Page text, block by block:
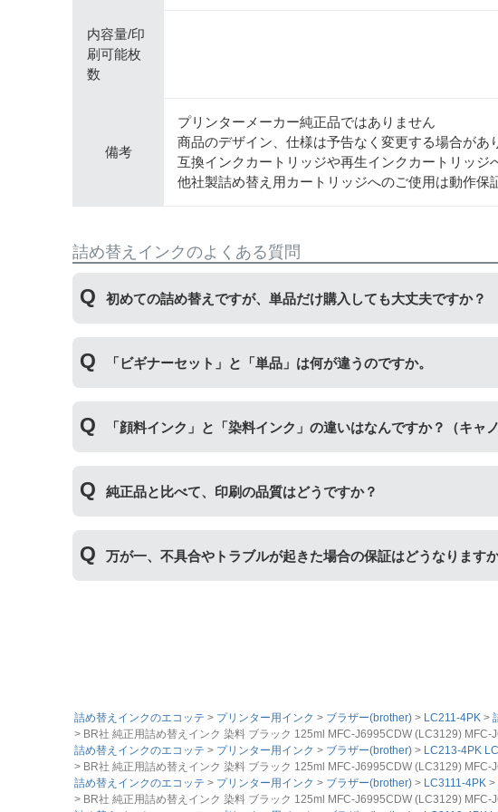
内容量/印
刷可能枚
数
備考
プリンターメーカー純正品ではありません
商品のデザイン、仕様は予告なく変更する場合があ
互換インクカートリッジや再生インクカートリッジ
他社製詰め替え用カートリッジへのご使用は動作保
詰め替えインクのよくある質問
初めての詰め替えですが、単品だけ購入しても大丈夫ですか？
い。単品商品には、詰め替えに必要な道具や説明書などが入っ
「ビギナーセット」と「単品」は何が違うのですか。
「顔料インク」と「染料インク」の違いはなんですか？（キャ
インク」はインクが紙の繊維質に浸透して発色します。インク
す。詳しくはこちらのページをご確認ください。
純正品と比べて、印刷の品質はどうですか？
た、純正品と比べると色あせや劣化が進みやすいため、長期保
万が一、不具合やトラブルが起きた場合の保証はどうなります
詰め替えインクのエコッテ プリンター用インク ブラザー(brother) LC211-4PK
BR社 純正用詰め替えインク 染料 ブラック 125ml MFC-J6995CDW (LC3129)
詰め替えインクのエコッテ
プリンター用インク ブラザー(brother) LC213-4PK
BR社 純正用詰め替えインク 染料 ブラック 125ml MFC-J6995CDW (LC3129)
詰め替えインクのエコッテ
プリンター用インク ブラザー(brother) LC3111-4PK
BR社 純正用詰め替えインク 染料 ブラック 125ml MFC-J6995CDW (LC3129)